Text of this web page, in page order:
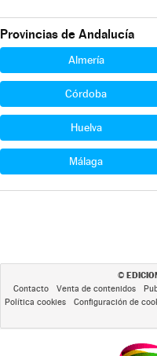
Provincias de Andalucía
Almería
Córdoba
Huelva
Málaga
©
Contacto Venta de contenidos
Política cookies
Configuración de